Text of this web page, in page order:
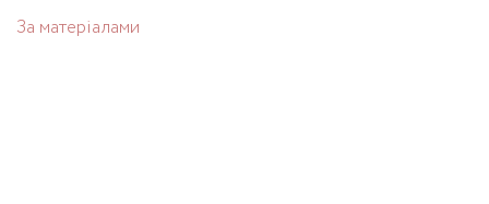
За матеріалами